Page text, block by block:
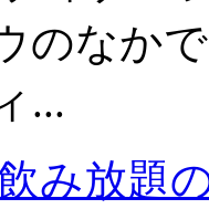
のなか
...
み放題